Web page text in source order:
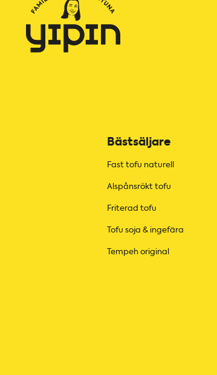
Bästsäljare
Fast tofu naturell
Alspånsrökt tofu
Friterad tofu
Tofu soja & ingefära
Tempeh original